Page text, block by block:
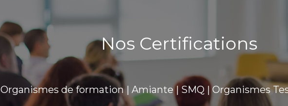
Nos Certifications
Organismes de formation | Amiante | SMQ | Organismes